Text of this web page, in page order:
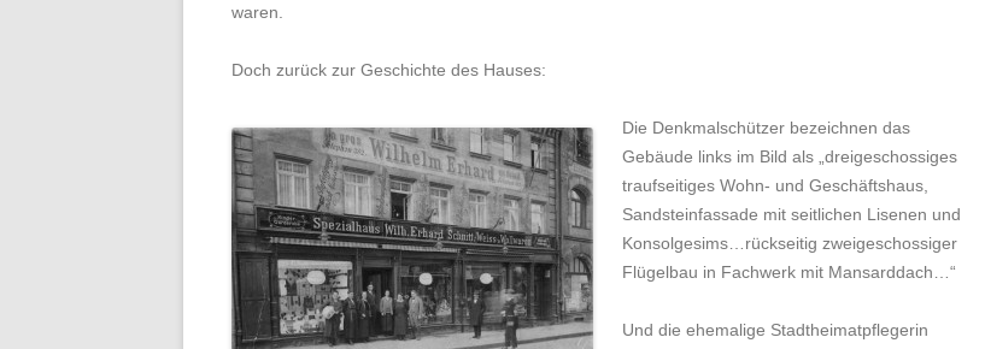
waren.
Doch zurück zur Geschichte des Hauses:
Die Denkmalschützer bezeichnen das
Gebäude links im Bild als „dreigeschossiges
traufseitiges Wohn- und Geschäftshaus,
Sandsteinfassade mit seitlichen Lisenen und
Konsolgesims…rückseitig zweigeschossiger
Flügelbau in Fachwerk mit Mansarddach…“
Und die ehemalige Stadtheimatpflegerin